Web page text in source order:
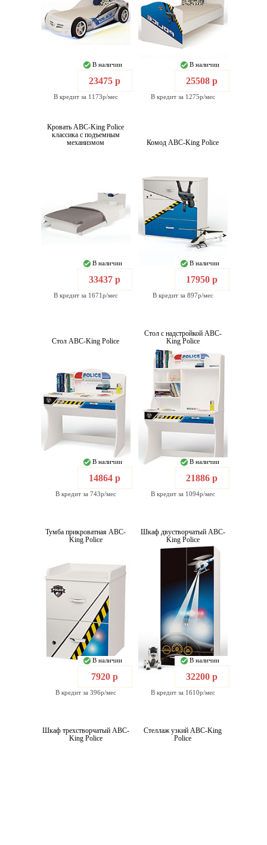
В наличии
23475 р
В кредит за 1173р/мес
В наличии
25508 р
В кредит за 1275р/мес
Кровать ABC-King Police
классика с подъемным
механизмом
В наличии
33437 р
В кредит за 1671р/мес
Комод ABC-King Police
В наличии
17950 р
В кредит за 897р/мес
Стол ABC-King Police
В наличии
14864 р
В кредит за 743р/мес
Стол с надстройкой ABC-
King Police
В наличии
21886 р
В кредит за 1094р/мес
Тумба прикроватная ABC-
King Police
В наличии
7920 р
В кредит за 396р/мес
Шкаф двустворчатый ABC-
King Police
В наличии
32200 р
В кредит за 1610р/мес
Шкаф трехстворчатый ABC-
King Police
Стеллаж узкий ABC-King
Police